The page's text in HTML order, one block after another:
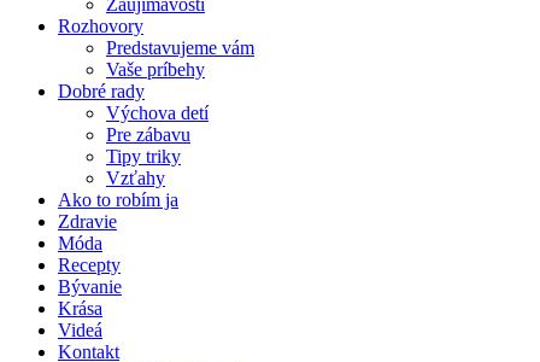
Zaujímavosti
Rozhovory
Predstavujeme vám
Vaše príbehy
Dobré rady
Výchova detí
Pre zábavu
Tipy triky
Vzťahy
Ako to robím ja
Zdravie
Móda
Recepty
Bývanie
Krása
Videá
Kontakt